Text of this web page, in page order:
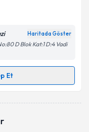
Haritada Göster
D Blok Kat:1 D:4 Vadi
Et
randevu almanız